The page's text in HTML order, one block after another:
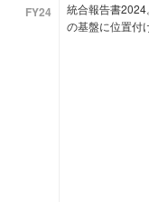
FY24
統合報告書
の基盤に位置付